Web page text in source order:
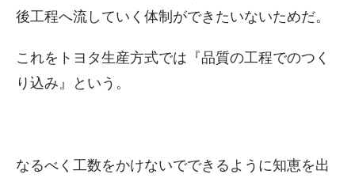
後工程へ流していく体制ができたいないためだ。
これをトヨタ生産方式では『品質の工程でのつく
り込み』という。
なるべく工数をかけないでできるように知恵を出